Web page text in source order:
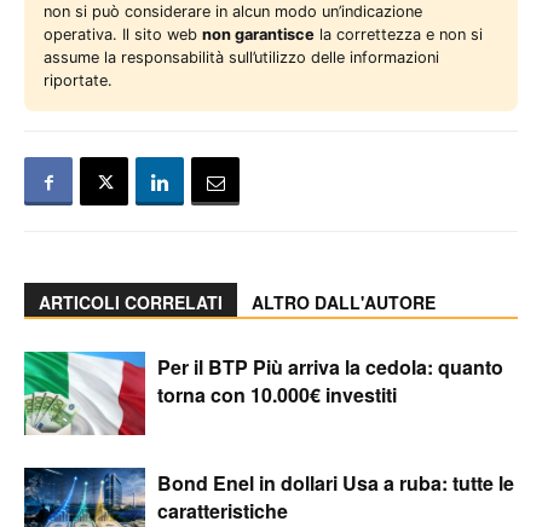
non si può considerare in alcun modo un’indicazione
operativa. Il sito web non garantisce la correttezza e non si
assume la responsabilità sull’utilizzo delle informazioni
riportate.
ARTICOLI CORRELATI ALTRO DALL'AUTORE
Per il BTP Più arriva la cedola: quanto
torna con 10.000€ investiti
Bond Enel in dollari Usa a ruba: tutte le
caratteristiche